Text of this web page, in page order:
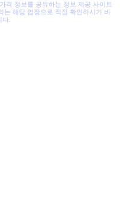
격 정보를 공유하는 정보 제공 사이트
는 해당 업장으로 직접 확인하시기 바
다.